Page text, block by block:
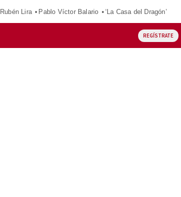
Rubén Lira Pablo Víctor Balario ‘La Casa del Dragón’
REGÍSTRATE